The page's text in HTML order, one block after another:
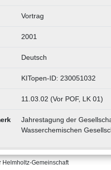
Vortrag
2001
Deutsch
KITopen-ID: 230051032
11.03.02 (Vor POF, LK 01)
Jahrestagung der
Wasserchemischen
Helmholtz-Gemeinschaft